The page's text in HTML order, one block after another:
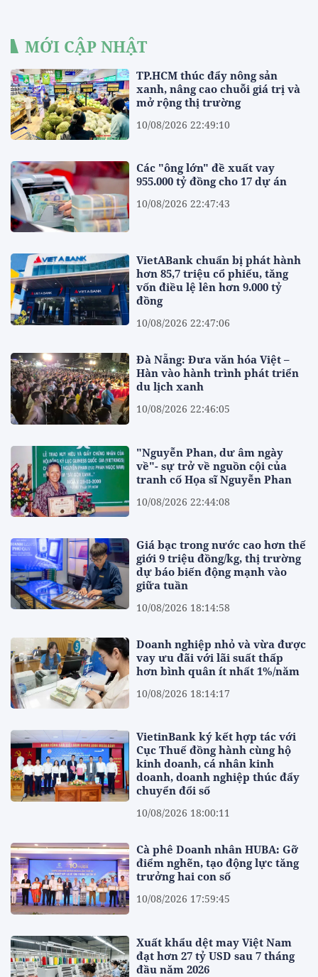
MỚI CẬP NHẬT
TP.HCM thúc đẩy nông sản
xanh, nâng cao chuỗi giá trị và
mở rộng thị trường
10/08/2026 22:49:10
Các "ông lớn" đề xuất vay
955.000 tỷ đồng cho 17 dự án
10/08/2026 22:47:43
VietABank chuẩn bị phát hành
hơn 85,7 triệu cổ phiếu, tăng
vốn điều lệ lên hơn 9.000 tỷ
đồng
10/08/2026 22:47:06
Đà Nẵng: Đưa văn hóa Việt –
Hàn vào hành trình phát triển
du lịch xanh
10/08/2026 22:46:05
"Nguyễn Phan, dư âm ngày
về"- sự trở về nguồn cội của
tranh cố Họa sĩ Nguyễn Phan
10/08/2026 22:44:08
Giá bạc trong nước cao hơn thế
giới 9 triệu đồng/kg, thị trường
dự báo biến động mạnh vào
giữa tuần
10/08/2026 18:14:58
Doanh nghiệp nhỏ và vừa được
vay ưu đãi với lãi suất thấp
hơn bình quân ít nhất 1%/năm
10/08/2026 18:14:17
VietinBank ký kết hợp tác với
Cục Thuế đồng hành cùng hộ
kinh doanh, cá nhân kinh
doanh, doanh nghiệp thúc đẩy
chuyển đổi số
10/08/2026 18:00:11
Cà phê Doanh nhân HUBA: Gỡ
điểm nghẽn, tạo động lực tăng
trưởng hai con số
10/08/2026 17:59:45
Xuất khẩu dệt may Việt Nam
đạt hơn 27 tỷ USD sau 7 tháng
đầu năm 2026